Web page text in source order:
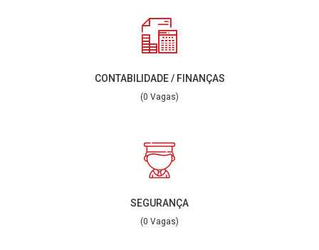
CONTABILIDADE / FINANÇAS
(0 Vagas)
SEGURANÇA
(0 Vagas)